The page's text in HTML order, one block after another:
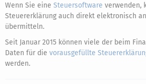
Wenn Sie eine Steuersoftware verwenden,
Steuererklärung auch direkt elektronisch
übermitteln.
Seit Januar 2015 können viele der beim
Daten für die vorausgefüllte
werden.